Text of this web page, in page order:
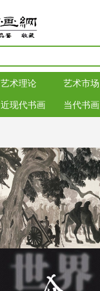
艺术理论 艺术市场
近现代书画 当代书画